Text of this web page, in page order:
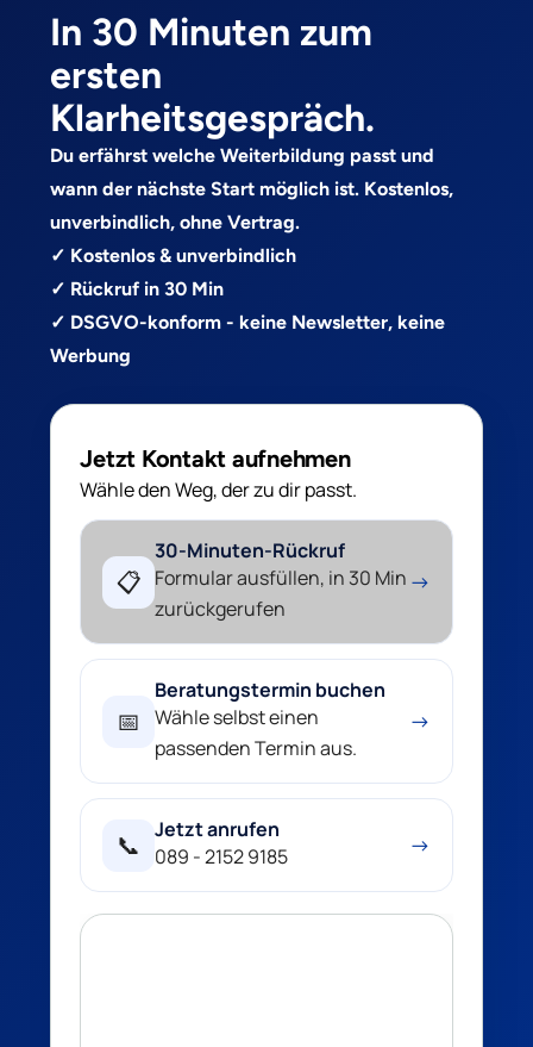
In 30 Minuten zum
ersten
Klarheitsgespräch.
Du erfährst welche Weiterbildung passt und
wann der nächste Start möglich ist. Kostenlos,
unverbindlich, ohne Vertrag.
✓ Kostenlos & unverbindlich
✓ Rückruf in 30 Min
✓ DSGVO-konform - keine Newsletter, keine
Werbung
Jetzt Kontakt aufnehmen
Wähle den Weg, der zu dir passt.
📋
30-Minuten-Rückruf
Formular ausfüllen, in 30 Min
zurückgerufen
→
📅
Beratungstermin buchen
Wähle selbst einen
passenden Termin aus.
→
📞
Jetzt anrufen
089 - 2152 9185
→